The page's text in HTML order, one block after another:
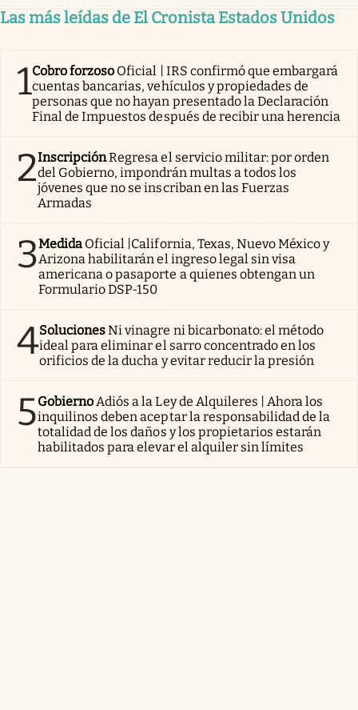
Las más leídas de El Cronista Estados Unidos
1Cobro forzoso Oficial | IRS confirmó que embargará
cuentas bancarias, vehículos y propiedades de
personas que no hayan presentado la Declaración
Final de Impuestos después de recibir una herencia
2InscripciónRegresa el servicio militar: por orden
del Gobierno, impondrán multas a todos los
jóvenes que no se inscriban en las Fuerzas
Armadas
3Medida Oficial |California, Texas, Nuevo México y
Arizona habilitarán el ingreso legal sin visa
americana o pasaporte a quienes obtengan un
Formulario DSP-150
4SolucionesNi vinagre ni bicarbonato: el método
ideal para eliminar el sarro concentrado en los
orificios de la ducha y evitar reducir la presión
5GobiernoAdiós a la Ley de Alquileres | Ahora los
inquilinos deben aceptar la responsabilidad de la
totalidad de los daños y los propietarios estarán
habilitados para elevar el alquiler sin límites